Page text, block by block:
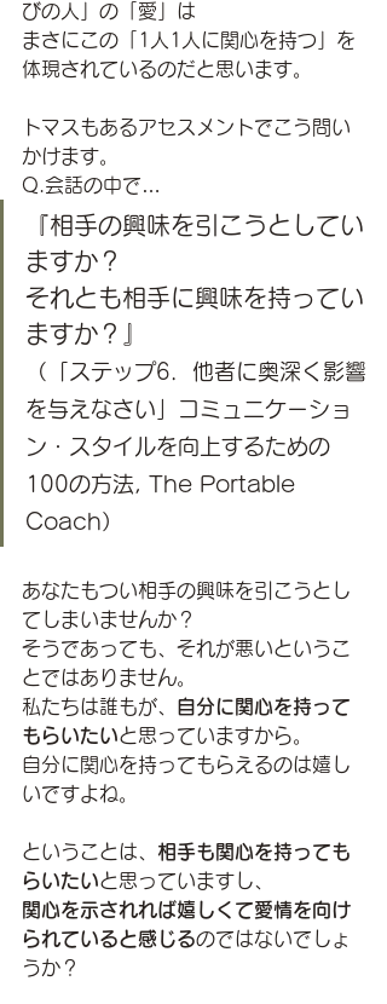
びの人」の「愛」は
まさにこの「1人1人に関心を持つ」を
体現されているのだと思います。
トマスもあるアセスメントでこう問い
かけます。
Q.会話の中で…
『相手の興味を引こうとしてい
ますか？
それとも相手に興味を持ってい
ますか？』
（「ステップ6．他者に奥深く影響
を与えなさい」コミュニケーショ
ン・スタイルを向上するための
100の方法, The Portable
Coach）
あなたもつい相手の興味を引こうとし
てしまいませんか？
そうであっても、それが悪いというこ
とではありません。
私たちは誰もが、 自分に関心を持って
もらいたいと思っていますから。
自分に関心を持ってもらえるのは嬉し
いですよね。
ということは、 相手も関心を持っても
らいたいと思っていますし、
関心を示されれば嬉しくて愛情を向け
られていると感じるのではないでしょ
うか？